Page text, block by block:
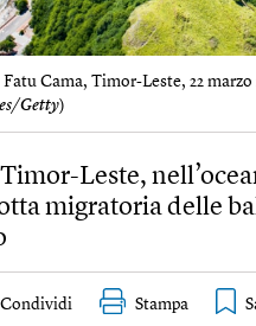
Fatu Cama, Timor-Leste, 22 marzo
Getty)
Leste,
migratoria delle
Condividi Stampa